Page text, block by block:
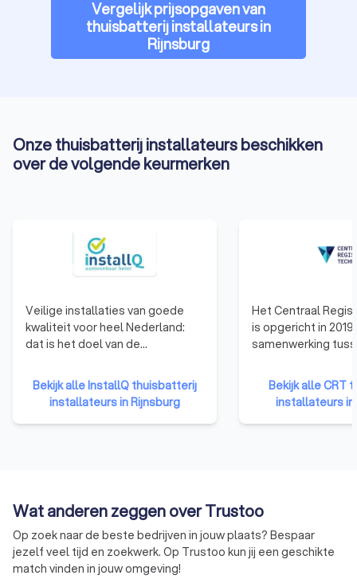
verduurzamen van je energievoorziening en geniet van de
voordelen van een thuisaccu.
Vergelijk prijsopgaven van
thuisbatterij installateurs in
Rijnsburg
Onze thuisbatterij installateurs beschikken
over de volgende keurmerken
Veilige installaties van goede
kwaliteit voor heel Nederland:
dat is het doel van de
Om dit doel te bereiken,
ontwikkelt en beheert InstallQ
een breed scala aan
kwaliteitsregelingen. InstallQ
informeren daarover. Daarnaast
accrediteert InstallQ opleidingen
en examens in
installatietechniek. InstallQ-
erkende en -gecertifieerde
Bekijk alle InstallQ thuisbatterij
installateurs in Rijnsburg
Het Centraal
is opgericht in
samenwerking
Techniek
CNV vakmensen
(luchtbehandeling
helpen om
informatie
over vakmanschap
installatietechniek.
Bekijk alle CRT
installateurs in
Wat anderen zeggen over Trustoo
Op zoek naar de beste bedrijven in jouw plaats? Bespaar
jezelf veel tijd en zoekwerk. Op Trustoo kun jij een geschikte
match vinden in jouw omgeving!